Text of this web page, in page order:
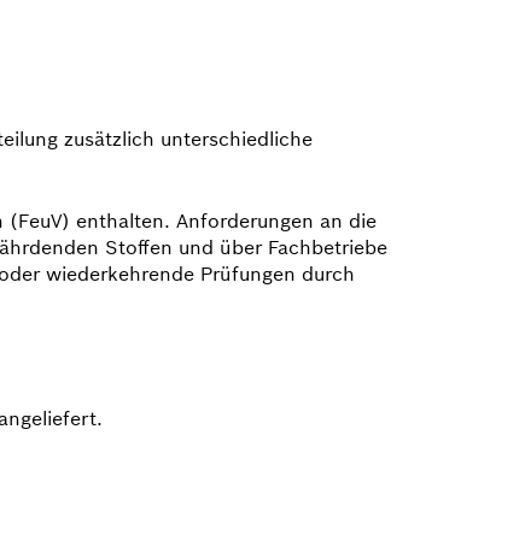
zusätzlich unterschiedliche
enthalten. Anforderungen an die
Stoffen und über Fachbetriebe
wiederkehrende Prüfungen durch